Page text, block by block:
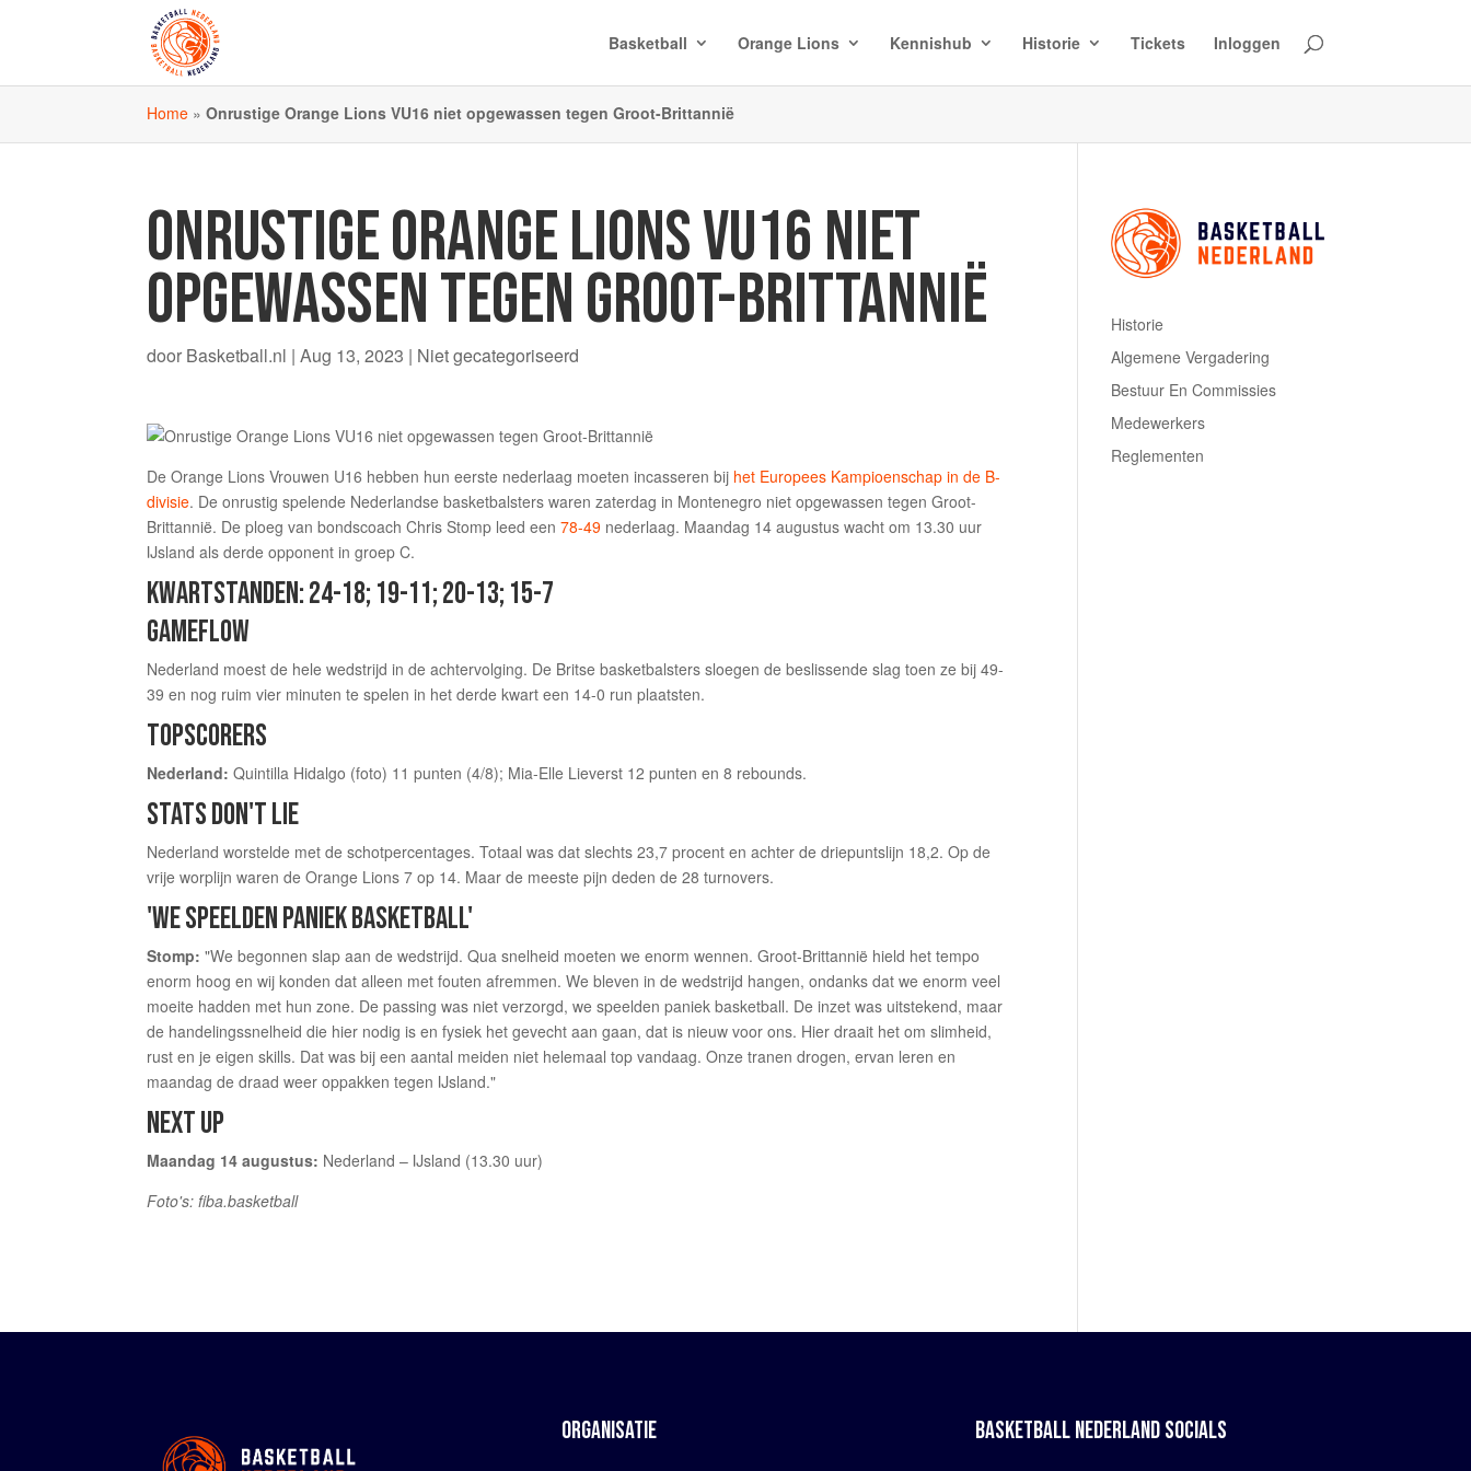
Basketball Orange Lions Kennishub Historie Tickets Inloggen
Home »Onrustige Orange Lions VU16 niet opgewassen tegen Groot-Brittannië
ONRUSTIGE ORANGE LIONS VU16 NIET
OPGEWASSEN TEGEN GROOT-BRITTANNIË
door Basketball.nl |Aug 13, 2023 | Niet gecategoriseerd
De Orange Lions Vrouwen U16 hebben hun eerste nederlaag moeten incasseren bij het Europees Kampioenschap in de B-
divisie. De onrustig spelende Nederlandse basketbalsters waren zaterdag in Montenegro niet opgewassen tegen Groot-
Brittannië. De ploeg van bondscoach Chris Stomp leed een78-49 nederlaag. Maandag 14 augustus wacht om 13.30 uur
IJsland als derde opponent in groep C.
KWARTSTANDEN: 24-18; 19-11; 20-13; 15-7
GAMEFLOW
Nederland moest de hele wedstrijd in de achtervolging. De Britse basketbalsters sloegen de beslissende slag toen ze bij 49-
39 en nog ruim vier minuten te spelen in het derde kwart een 14-0 run plaatsten.
TOPSCORERS
Nederland:Quintilla Hidalgo (foto) 11 punten (4/8); Mia-Elle Lieverst 12 punten en 8 rebounds.
STATS DON'T LIE
Nederland worstelde met de schotpercentages. Totaal was dat slechts 23,7 procent en achter de driepuntslijn 18,2. Op de
vrije worplijn waren de Orange Lions 7 op 14. Maar de meeste pijn deden de 28 turnovers.
'WE SPEELDEN PANIEK BASKETBALL'
Stomp:"We begonnen slap aan de wedstrijd. Qua snelheid moeten we enorm wennen. Groot-Brittannië hield het tempo
enorm hoog en wij konden dat alleen met fouten afremmen. We bleven in de wedstrijd hangen, ondanks dat we enorm veel
moeite hadden met hun zone. De passing was niet verzorgd, we speelden paniek basketball. De inzet was uitstekend, maar
de handelingssnelheid die hier nodig is en fysiek het gevecht aan gaan, dat is nieuw voor ons. Hier draait het om slimheid,
rust en je eigen skills. Dat was bij een aantal meiden niet helemaal top vandaag. Onze tranen drogen, ervan leren en
maandag de draad weer oppakken tegen IJsland."
NEXT UP
Maandag 14 augustus: Nederland – IJsland (13.30 uur)
Foto's: fiba.basketball
Historie
Algemene Vergadering
Bestuur En Commissies
Medewerkers
Reglementen
ORGANISATIE BASKETBALL NEDERLAND SOCIALS